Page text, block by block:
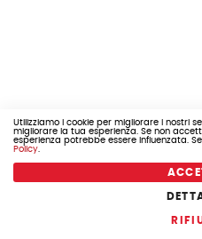
Utilizziamo i cookie per migliorare i nostri
migliorare la tua esperienza. Se non
esperienza potrebbe essere influenzata.
Policy.